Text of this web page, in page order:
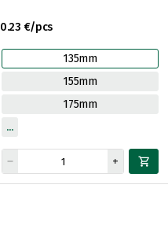
0.23 €/pcs
135mm
155mm
175mm